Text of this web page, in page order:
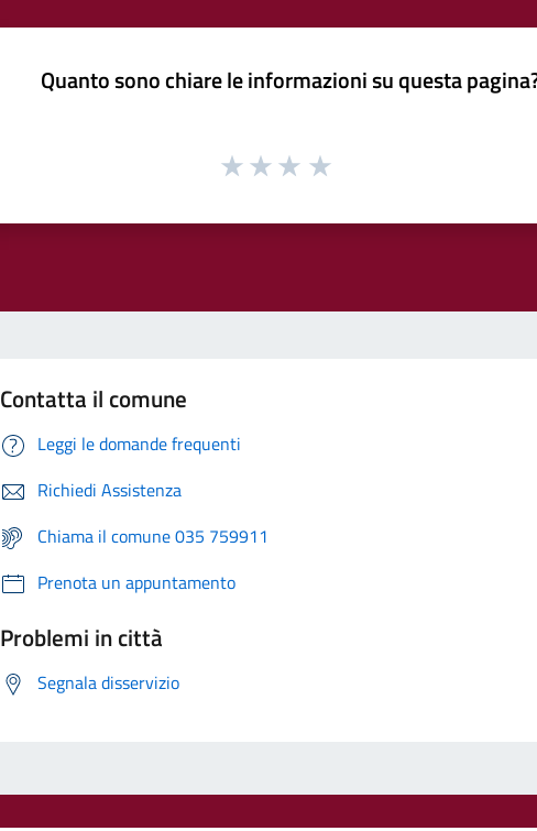
Quanto sono chiare le informazioni su questa
Contatta il comune
Leggi le domande frequenti
Richiedi Assistenza
Chiama il comune 035 759911
Prenota un appuntamento
Problemi in città
Segnala disservizio